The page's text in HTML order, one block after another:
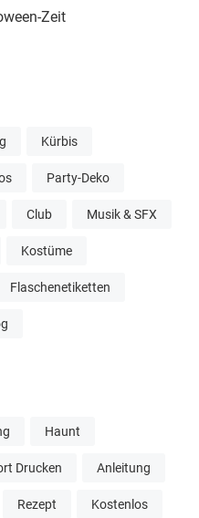
Zeit
Kürbis
Party-Deko
Club Musik & SFX
Kostüme
Flaschenetiketten
Haunt
Drucken Anleitung
Rezept Kostenlos